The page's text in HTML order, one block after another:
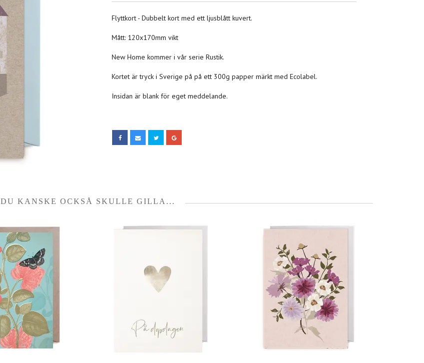
Flyttkort - Dubbelt kort med ett ljusblått kuvert.
Mått: 120x170mm vikt
New Home kommer i vår serie Rustik.
Kortet är tryck i Sverige på på ett 300g papper märkt med Ecolabel.
Insidan är blank för eget meddelande.
DU KANSKE OCKSÅ SKULLE GILLA...